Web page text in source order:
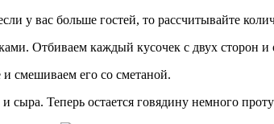
у вас больше гостей, то рассчитывайте
Отбиваем каждый кусочек с двух сторон и
смешиваем его со сметаной.
Теперь остается говядину немного